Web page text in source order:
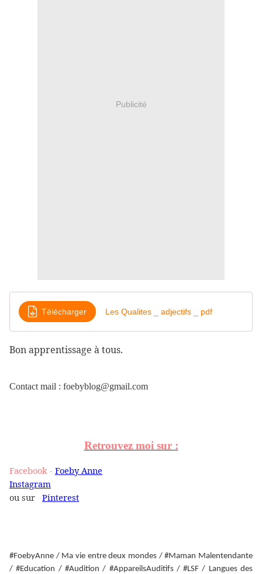
Publicité
Télécharger Les Qualites _ adjectifs _ pdf
Bon apprentissage à tous.
Contact mail : foebyblog@gmail.com
Retrouvez moi sur :
Facebook - Foeby Anne
Instagram
ou sur Pinterest
#FoebyAnne / Ma vie entre deux mondes / #Maman Malentendante
/ #Education / #Audition / #AppareilsAuditifs / #LSF / Langues des